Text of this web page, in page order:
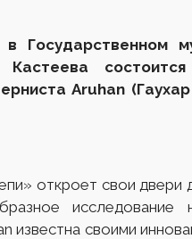
Государственном
Aruhan
откроет свои двери
исследование
известна своими